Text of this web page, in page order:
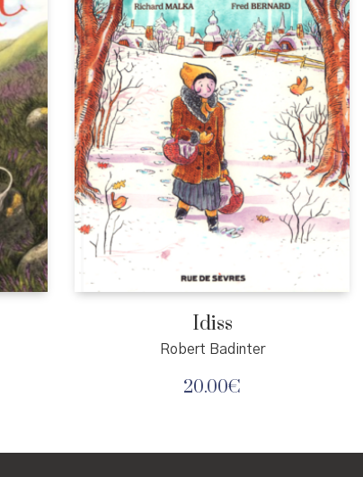
Idiss
Robert Badinter
20.00€